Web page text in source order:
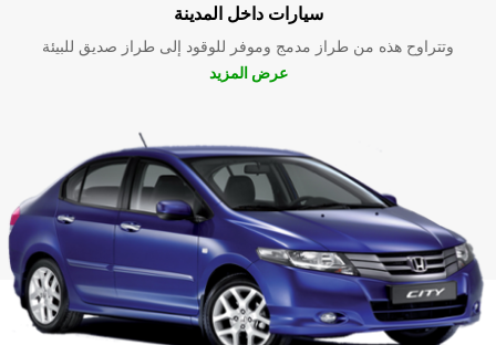
سيارات داخل المدينة
وتتراوح هذه من طراز مدمج وموفر للوقود إلى طراز صديق للبيئة
عرض المزيد